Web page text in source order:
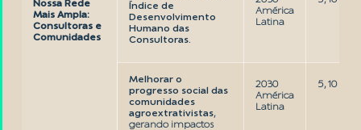
Nossa Rede
Mais Ampla:
Consultoras e
Comunidades
Índice de
Desenvolvimento
Humano das
Consultoras.
América
Latina
Melhorar o
progresso social das
comunidades
agroextrativistas,
gerando impactos
2030
América
Latina
5, 10